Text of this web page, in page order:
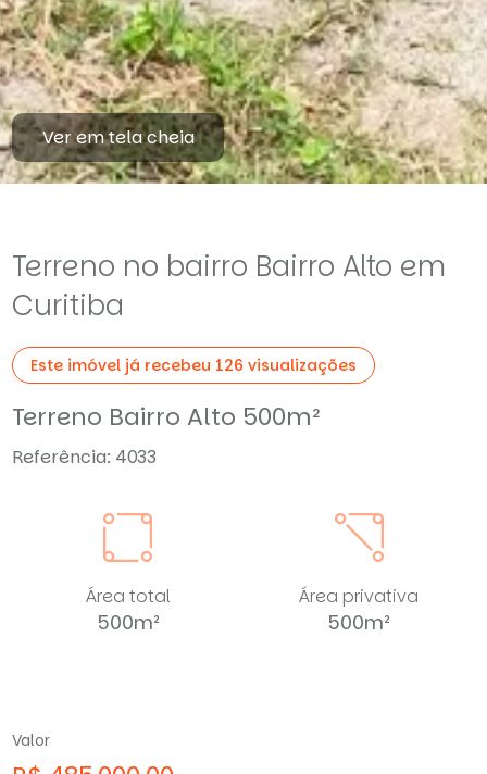
Ver em tela cheia
Terreno no bairro Bairro Alto em
Curitiba
Este imóvel já recebeu 126 visualizações
Terreno Bairro Alto 500m²
Referência: 4033
Área total
500m²
Área privativa
500m²
Valor